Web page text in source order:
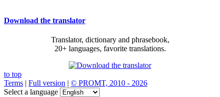
Download the translator
Translator, dictionary and phrasebook,
20+ languages, favorite translations.
to top
Terms | Full version | © PROMT, 2010 - 2026
Select a language